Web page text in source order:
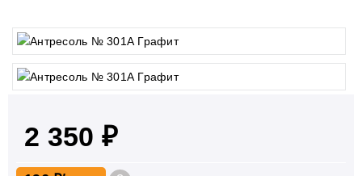
2 350 ₽